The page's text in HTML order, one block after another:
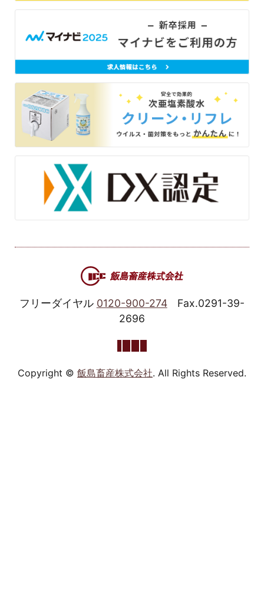
フリーダイヤル 0120-900-274
Fax.0291-39-
2696
Copyright © 飯島畜産株式会社. All Rights Reserved.